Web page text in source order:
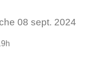
08 sept. 2024